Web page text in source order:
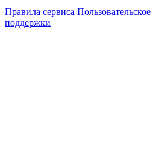
Правила сервиса
поддержки